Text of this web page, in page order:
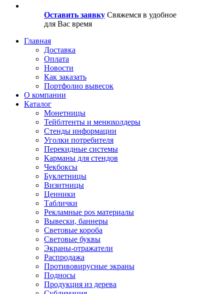
Оставить заявку Свяжемся в удобное
для Вас время
Главная
Доставка
Оплата
Новости
Как заказать
Портфолио вывесок
О компании
Каталог
Монетницы
Тейблтенты и менюхолдеры
Стенды информации
Уголки потребителя
Перекидные системы
Карманы для стендов
Чекбоксы
Буклетницы
Визитницы
Ценники
Таблички
Рекламные pos материалы
Вывески, баннеры
Световые короба
Световые буквы
Экраны-отражатели
Распродажа
Противовирусные экраны
Подносы
Продукция из дерева